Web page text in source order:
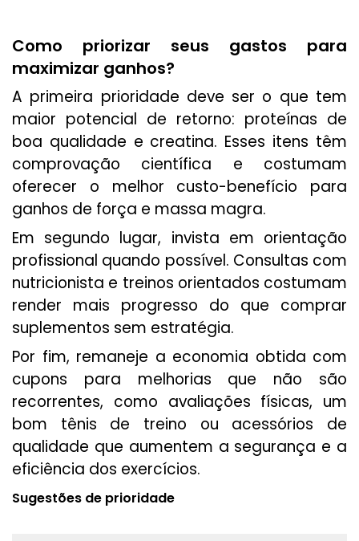
Como priorizar seus gastos para
maximizar ganhos?
A primeira prioridade deve ser o que tem
maior potencial de retorno: proteínas de
boa qualidade e creatina. Esses itens têm
comprovação científica e costumam
oferecer o melhor custo-benefício para
ganhos de força e massa magra.
Em segundo lugar, invista em orientação
profissional quando possível. Consultas com
nutricionista e treinos orientados costumam
render mais progresso do que comprar
suplementos sem estratégia.
Por fim, remaneje a economia obtida com
cupons para melhorias que não são
recorrentes, como avaliações físicas, um
bom tênis de treino ou acessórios de
qualidade que aumentem a segurança e a
eficiência dos exercícios.
Sugestões de prioridade